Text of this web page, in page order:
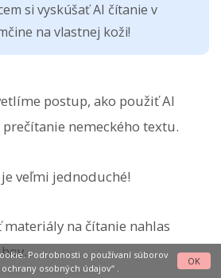
si vyskúšať AI čítanie v
na vlastnej koži!
postup, ako použiť AI
prečítanie nemeckého textu.
veľmi jednoduché!
na čítanie nahlas
Podrobnosti o používaní súborov
ochrany osobných údajov“.
OK